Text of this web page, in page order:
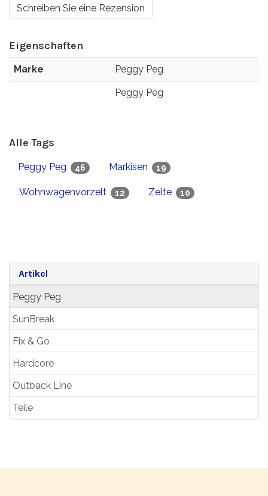
Artikel
Peggy Peg
SunBreak
Fix & Go
Hardcore
Outback Line
Teile
Schreiben Sie eine Rezension
Eigenschaften
Marke Peggy Peg
Peggy Peg
Alle Tags
Peggy Peg 46 Markisen 19
Wohnwagenvorzelt 12 Zelte 10